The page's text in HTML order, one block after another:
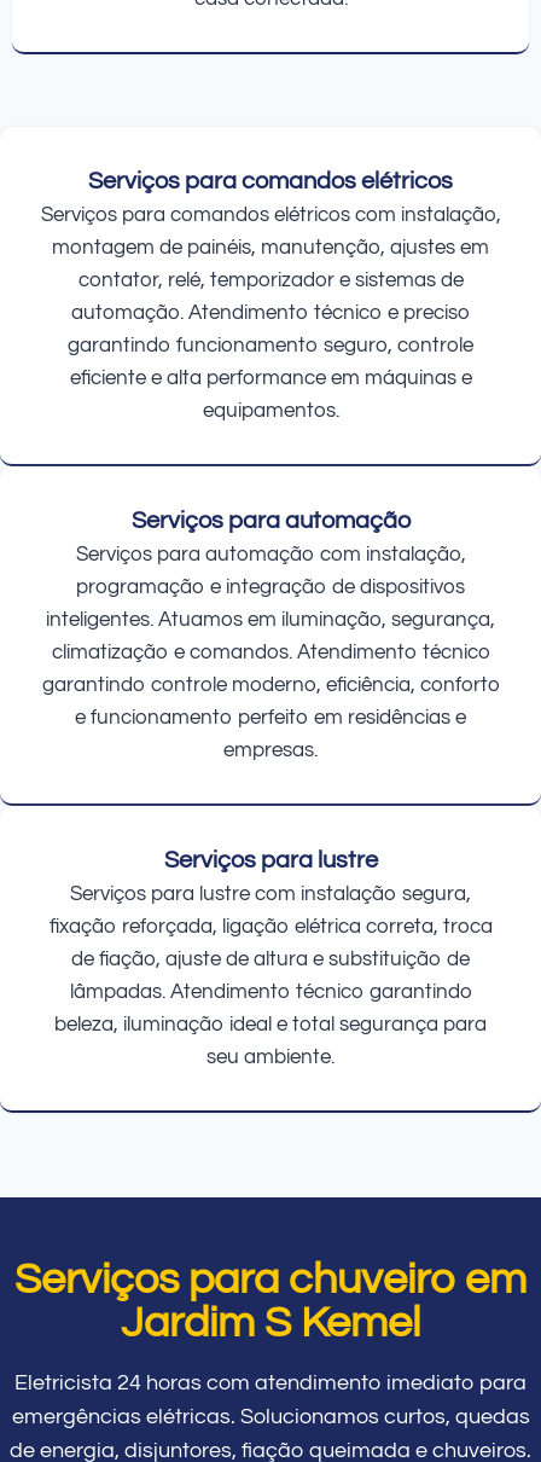
Serviços para comandos elétricos
Serviços para comandos elétricos com instalação,
montagem de painéis, manutenção, ajustes em
contator, relé, temporizador e sistemas de
automação. Atendimento técnico e preciso
garantindo funcionamento seguro, controle
eficiente e alta performance em máquinas e
equipamentos.
Serviços para automação
Serviços para automação com instalação,
programação e integração de dispositivos
inteligentes. Atuamos em iluminação, segurança,
climatização e comandos. Atendimento técnico
garantindo controle moderno, eficiência, conforto
e funcionamento perfeito em residências e
empresas.
Serviços para lustre
Serviços para lustre com instalação segura,
fixação reforçada, ligação elétrica correta, troca
de fiação, ajuste de altura e substituição de
lâmpadas. Atendimento técnico garantindo
beleza, iluminação ideal e total segurança para
seu ambiente.
Serviços para chuveiro em
Jardim S Kemel
Eletricista 24 horas com atendimento imediato para
emergências elétricas. Solucionamos curtos, quedas
de energia, disjuntores, fiação queimada e chuveiros.